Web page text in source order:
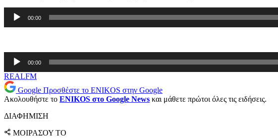
Πρόγραμμα
Αναπαραγωγής
Ήχου
00:00
Πρόγραμμα
Αναπαραγωγής
Ήχου
00:00
REALFM
Google Προσθέστε το ENIKOS στην Google
Ακολουθήστε το ENIKOS στο Google News και μάθετε πρώτοι όλες τις ειδήσεις.
ΔΙΑΦΗΜΙΣΗ
ΜΟΙΡΑΣΟΥ ΤΟ